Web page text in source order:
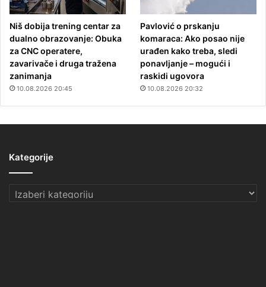
Niš dobija trening centar za
dualno obrazovanje: Obuka
za CNC operatere,
zavarivače i druga tražena
zanimanja
10.08.2026 20:45
Pavlović o prskanju
komaraca: Ako posao nije
urađen kako treba, sledi
ponavljanje – mogući i
raskidi ugovora
10.08.2026 20:32
Kategorije
Kategorije